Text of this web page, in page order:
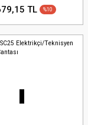
TL %10